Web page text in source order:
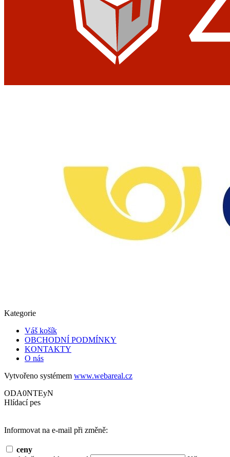
Kategorie
Váš košík
OBCHODNÍ PODMÍNKY
KONTAKTY
O nás
Vytvořeno systémem www.webareal.cz
ODA0NTEyN
Hlídací pes
Informovat na e-mail při změně:
ceny